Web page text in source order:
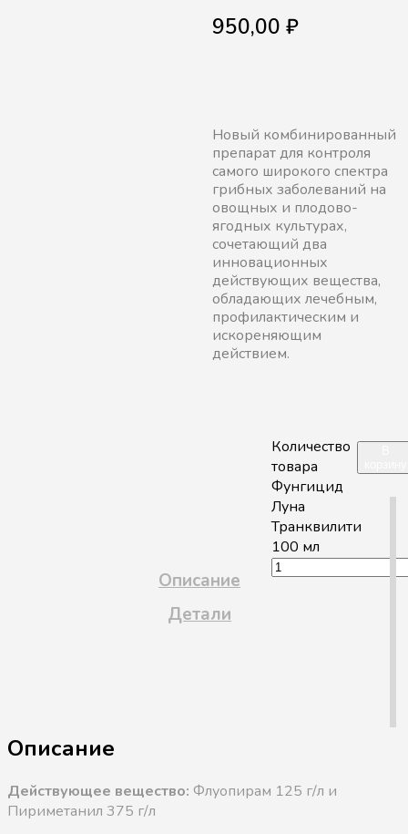
950,00 ₽
Новый комбинированный
препарат для контроля
самого широкого спектра
грибных заболеваний на
овощных и плодово-
ягодных культурах,
сочетающий два
инновационных
действующих вещества,
обладающих лечебным,
профилактическим и
искореняющим
действием.
Количество
товара
Фунгицид
Луна
Транквилити
100 мл
Описание
Детали
Описание
Действующее вещество: Флуопирам 125 г/л и
Пириметанил 375 г/л